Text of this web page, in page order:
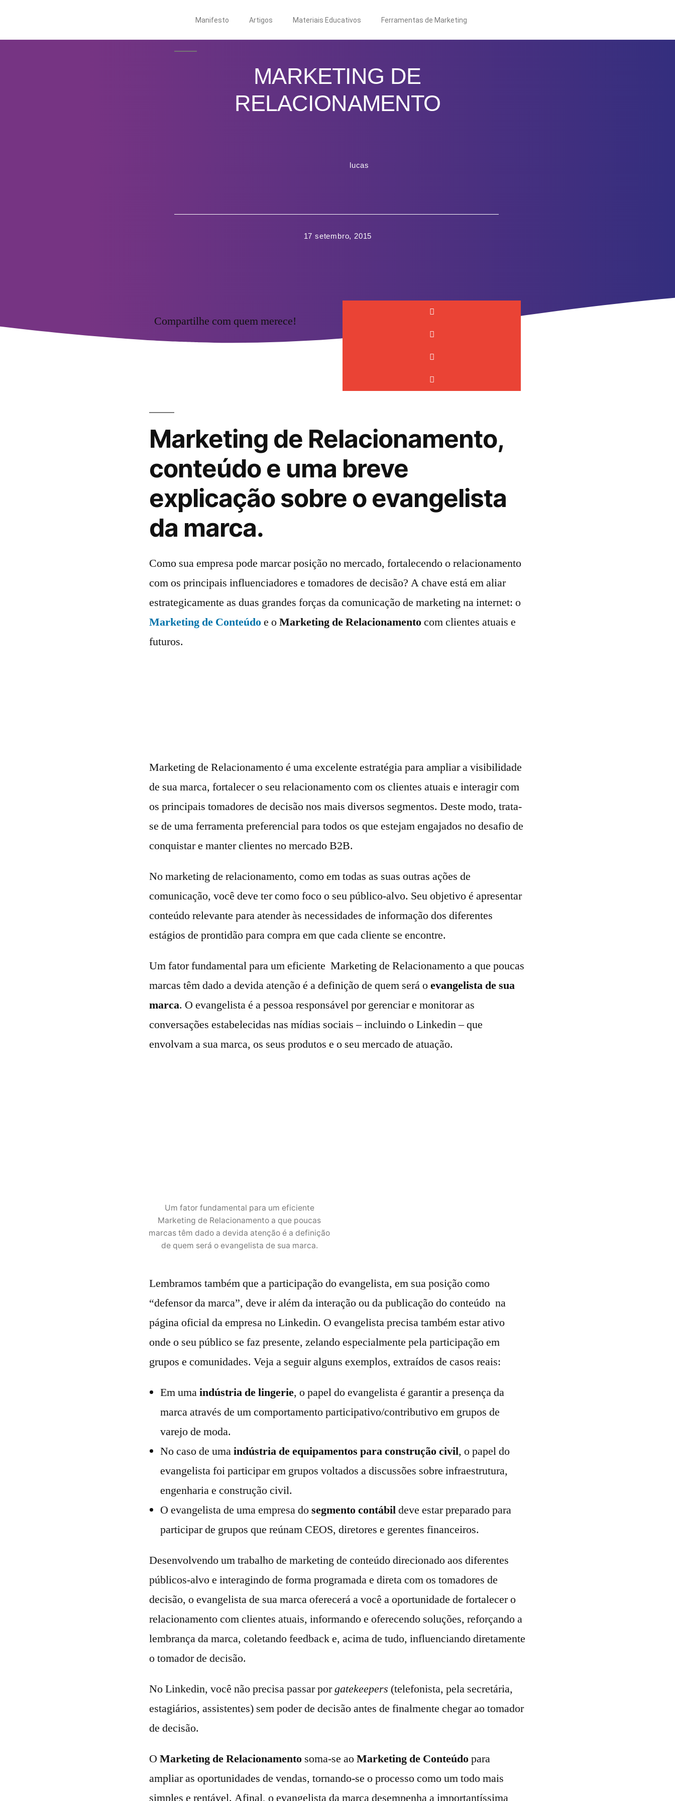
Manifesto Artigos Materiais Educativos Ferramentas de Marketing
MARKETING DE
RELACIONAMENTO
lucas
17 setembro, 2015
Compartilhe com quem merece!
Marketing de Relacionamento,
conteúdo e uma breve
explicação sobre o evangelista
da marca.
Como sua empresa pode marcar posição no mercado, fortalecendo o relacionamento
com os principais influenciadores e tomadores de decisão? A chave está em aliar
estrategicamente as duas grandes forças da comunicação de marketing na internet: o
Marketing de Conteúdoe oMarketing de Relacionamentocom clientes atuais e
futuros.
Marketing de Relacionamento é uma excelente estratégia para ampliar a visibilidade
de sua marca, fortalecer o seu relacionamento com os clientes atuais e interagir com
os principais tomadores de decisão nos mais diversos segmentos. Deste modo, trata-
se de uma ferramenta preferencial para todos os que estejam engajados no desafio de
conquistar e manter clientes no mercado B2B.
No marketing de relacionamento, como em todas as suas outras ações de
comunicação, você deve ter como foco o seu público-alvo. Seu objetivo é apresentar
conteúdo relevante para atender às necessidades de informação dos diferentes
estágios de prontidão para compra em que cada cliente se encontre.
Um fator fundamental para um eficiente Marketing de Relacionamento a que poucas
marcas têm dado a devida atenção é a definição de quem será oevangelista de sua
marca. O evangelista é a pessoa responsável por gerenciar e monitorar as
conversações estabelecidas nas mídias sociais – incluindo o Linkedin – que
envolvam a sua marca, os seus produtos e o seu mercado de atuação.
Um fator fundamental para um eficiente
Marketing de Relacionamento a que poucas
marcas têm dado a devida atenção é a definição
de quem será o evangelista de sua marca.
Lembramos também que a participação do evangelista, em sua posição como
“defensor da marca”, deve ir além da interação ou da publicação do conteúdo na
página oficial da empresa no Linkedin. O evangelista precisa também estar ativo
onde o seu público se faz presente, zelando especialmente pela participação em
grupos e comunidades. Veja a seguir alguns exemplos, extraídos de casos reais:
Em umaindústria de lingerie, o papel do evangelista é garantir a presença da
marca através de um comportamento participativo/contributivo em grupos de
varejo de moda.
No caso de umaindústria de equipamentos para construção civil, o papel do
evangelista foi participar em grupos voltados a discussões sobre infraestrutura,
engenharia e construção civil.
O evangelista de uma empresa dosegmento contábildeve estar preparado para
participar de grupos que reúnam CEOS, diretores e gerentes financeiros.
Desenvolvendo um trabalho de marketing de conteúdo direcionado aos diferentes
públicos-alvo e interagindo de forma programada e direta com os tomadores de
decisão, o evangelista de sua marca oferecerá a você a oportunidade de fortalecer o
relacionamento com clientes atuais, informando e oferecendo soluções, reforçando a
lembrança da marca, coletando feedback e, acima de tudo, influenciando diretamente
o tomador de decisão.
No Linkedin, você não precisa passar porgatekeepers (telefonista, pela secretária,
estagiários, assistentes) sem poder de decisão antes de finalmente chegar ao tomador
de decisão.
O Marketing de Relacionamento soma-se aoMarketing de Conteúdopara
ampliar as oportunidades de vendas, tornando-se o processo como um todo mais
simples e rentável. Afinal, o evangelista da marca desempenha a importantíssima